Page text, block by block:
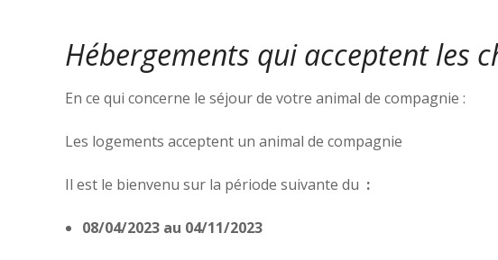
Hébergements qui acceptent les
En ce qui concerne le séjour de votre animal de compagnie :
Les logements acceptent un animal de compagnie
Il est le bienvenu sur la période suivante du :
08/04/2023 au 04/11/2023